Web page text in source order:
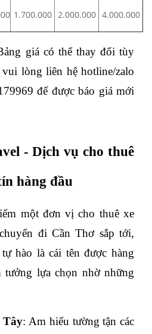
1.700.000 2.000.000 4.000.000
giá có thể thay đổi tùy
lòng liên hệ hotline/zalo
để được báo giá mới
- Dịch vụ cho thuê
hàng đầu
một đơn vị cho thuê xe
đi Cần Thơ sắp tới,
hào là cái tên được hàng
tưởng lựa chọn nhờ những
Tây: Am hiểu tường tận các